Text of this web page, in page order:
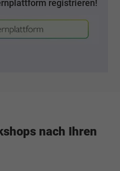
registrieren!
nach Ihren